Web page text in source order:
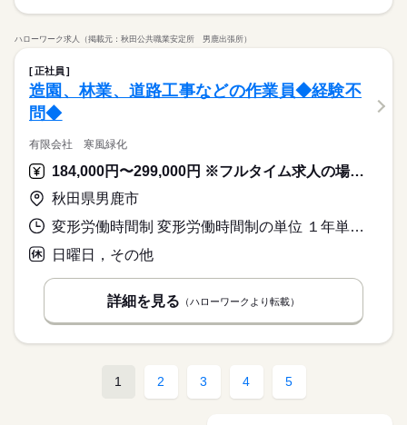
ハローワーク求人（掲載元：秋田公共職業安定所 男鹿出張所）
正社員
造園、林業、道路工事などの作業員◆経験不
問◆
有限会社 寒風緑化
184,000円〜299,000円 ※フルタイム求人の場合は月額（換算額）、パート求人の場合は時間額を表示しています。
秋田県男鹿市
変形労働時間制 変形労働時間制の単位 １年単位 就業時間１ 8時00分〜17時00分
日曜日，その他
詳細を見る （ハローワークより転載）
1 2 3 4 5